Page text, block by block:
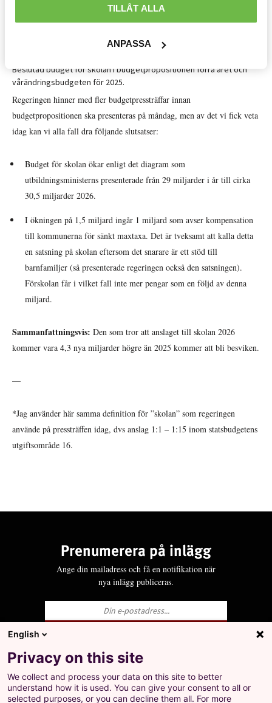
TILLÅT ALLA
ANPASSA
Internationellt »
Välfärd »
Distriktsbloggare »
Beslutad budget för skolan i budgetpropositionen förra året och
vårändringsbudgeten för 2025.
Regeringen hinner med fler budgetpressträffar innan
budgetpropositionen ska presenteras på måndag, men av det vi fick veta
idag kan vi alla fall dra följande slutsatser:
Budget för skolan ökar enligt det diagram som
utbildningsministerns presenterade från 29 miljarder i år till cirka
30,5 miljarder 2026.
I ökningen på 1,5 miljard ingår 1 miljard som avser kompensation
till kommunerna för sänkt maxtaxa. Det är tveksamt att kalla detta
en satsning på skolan eftersom det snarare är ett stöd till
barnfamiljer (så presenterade regeringen också den satsningen).
Förskolan får i vilket fall inte mer pengar som en följd av denna
miljard.
Sammanfattningsvis: Den som tror att anslaget till skolan 2026
kommer vara 4,3 nya miljarder högre än 2025 kommer att bli besviken.
—
*Jag använder här samma definition för ”skolan” som regeringen
använde på pressträffen idag, dvs anslag 1:1 – 1:15 inom statsbudgetens
utgiftsområde 16.
Prenumerera på inlägg
Ange din mailadress och få en notifikation när
nya inlägg publiceras.
Ja, jag godkänner att LO behandlar mina
personuppgifter i enlighet med Integritets- och
personuppgiftspolicyn för LO.se.
+
Prenumerera på inlägg
English
Privacy on this site
We collect and process your data on this site to better
understand how it is used. You can give your consent to all or
selected purposes, or you can decline them all. For more